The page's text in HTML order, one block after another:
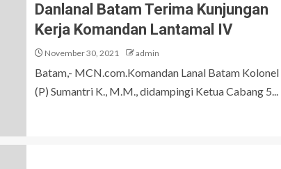
Danlanal Batam Terima Kunjungan
Kerja Komandan Lantamal IV
November 30, 2021 admin
Batam,- MCN.com.Komandan Lanal Batam Kolonel
(P) Sumantri K., M.M., didampingi Ketua Cabang 5...